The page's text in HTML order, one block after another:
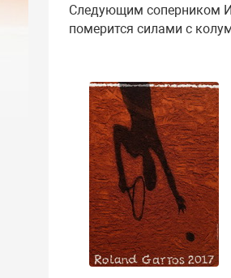
Следующим соперником
померится силами с